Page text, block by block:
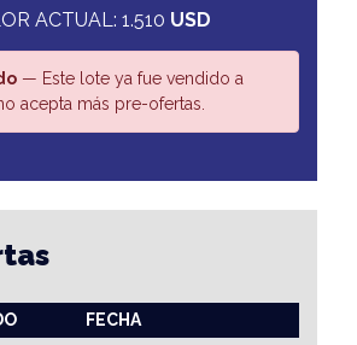
ACTUAL: 1.510 USD
— Este lote ya fue vendido a
acepta más pre-ofertas.
FECHA